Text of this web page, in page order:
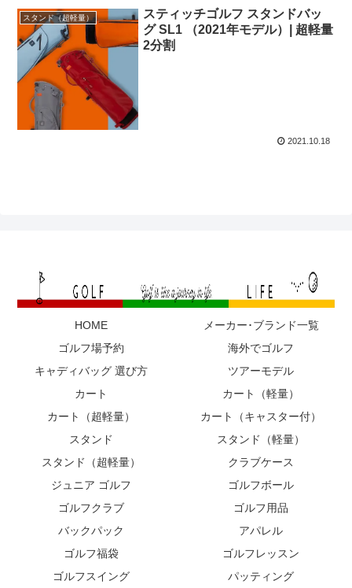
スタンド（超軽量）
スティッチゴルフ スタンドバッ
グ SL1 （2021年モデル）| 超軽量
2分割
2021.10.18
HOME
メーカー･ブランド一覧
ゴルフ場予約
海外でゴルフ
キャディバッグ 選び方
ツアーモデル
カート
カート（軽量）
カート（超軽量）
カート（キャスター付）
スタンド
スタンド（軽量）
スタンド（超軽量）
クラブケース
ジュニア ゴルフ
ゴルフボール
ゴルフクラブ
ゴルフ用品
バックパック
アパレル
ゴルフ福袋
ゴルフレッスン
ゴルフスイング
パッティング